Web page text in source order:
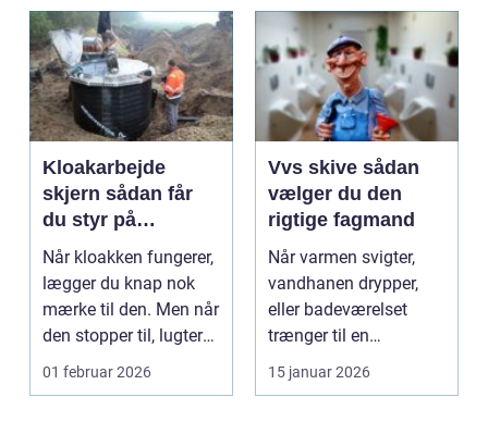
Kloakarbejde
skjern sådan får
du styr på
kloakken
Når kloakken fungerer,
lægger du knap nok
mærke til den. Men når
den stopper til, lugter
eller overs...
01 februar 2026
Vvs skive sådan
vælger du den
rigtige fagmand
Når varmen svigter,
vandhanen drypper,
eller badeværelset
trænger til en
gennemgribende
renovering, ...
15 januar 2026